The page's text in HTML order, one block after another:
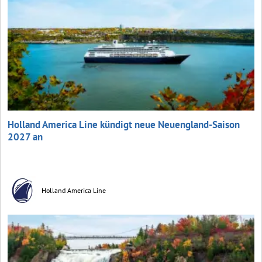
Holland America Line kündigt neue Neuengland-Saison
2027 an
Holland America Line